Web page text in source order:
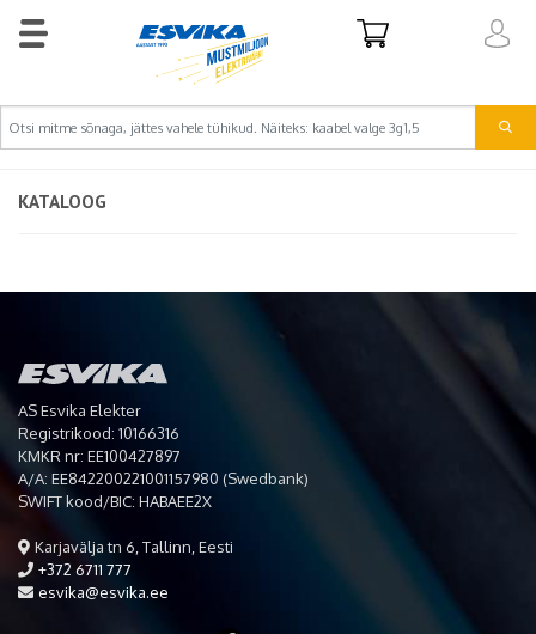
KATALOOG
AS Esvika Elekter
Registrikood: 10166316
KMKR nr: EE100427897
A/A: EE842200221001157980 (Swedbank)
SWIFT kood/BIC: HABAEE2X
Karjavälja tn 6, Tallinn, Eesti
+372 6711 777
esvika@esvika.ee